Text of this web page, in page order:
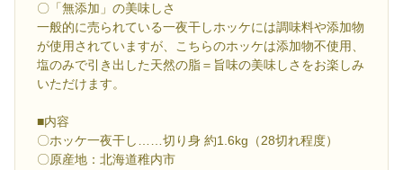
〇「無添加」の美味しさ
一般的に売られている一夜干しホッケには調味料や添加物
が使用されていますが、こちらのホッケは添加物不使用、
塩のみで引き出した天然の脂＝旨味の美味しさをお楽しみ
いただけます。
■内容
〇ホッケ一夜干し……切り身 約1.6kg（28切れ程度）
〇原産地：北海道稚内市